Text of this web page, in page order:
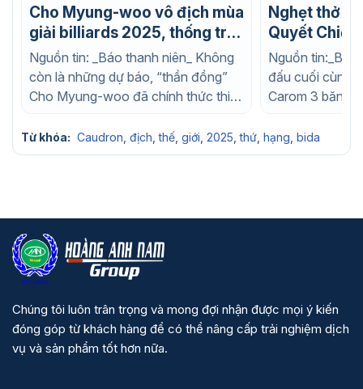
Cho Myung-woo vô địch mùa
giải billiards 2025, thống trị
carom 3 băng thế giới
Nguồn tin: _Báo thanh niên_ Không
còn là những dự báo, “thần đồng”
Cho Myung-woo đã chính thức thiết
Nghẹt thở
Quyết
billiards
Nguồn tin:_Báo
đấu cuối cùng
Carom 3 băng
Từ khóa: Caudron địch ,thế giới 2025 ,thứ hạng bida
Chúng tôi luôn trân trọng và mong đợi nhận được mọi ý kiến
đóng góp từ khách hàng để có thể nâng cấp trải nghiệm dịch
vụ và sản phẩm tốt hơn nữa.